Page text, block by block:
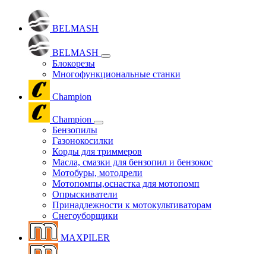
BELMASH
BELMASH
Блокорезы
Многофункциональные станки
Champion
Champion
Бензопилы
Газонокосилки
Корды для триммеров
Масла, смазки для бензопил и бензокос
Мотобуры, мотодрели
Мотопомпы,оснастка для мотопомп
Опрыскиватели
Принадлежности к мотокультиваторам
Снегоуборщики
MAXPILER